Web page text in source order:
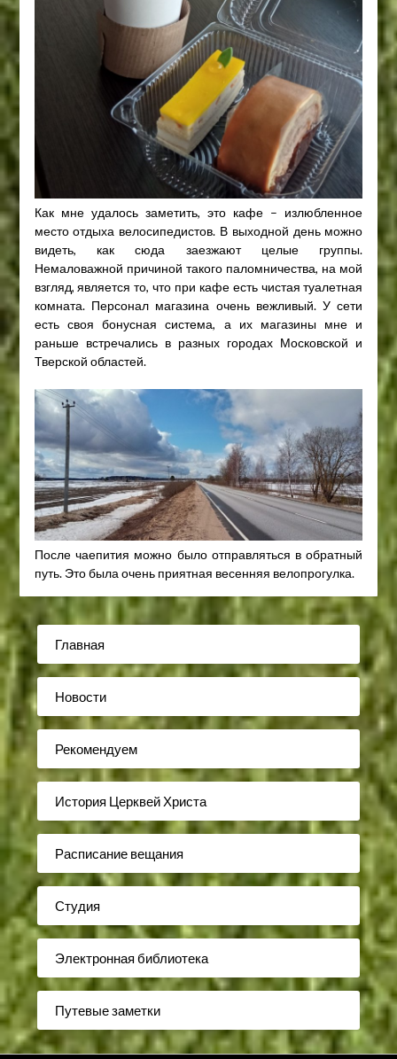
Как мне удалось заметить, это кафе – излюбленное
место отдыха велосипедистов. В выходной день можно
видеть, как сюда заезжают целые группы.
Немаловажной причиной такого паломничества, на мой
взгляд, является то, что при кафе есть чистая туалетная
комната. Персонал магазина очень вежливый. У сети
есть своя бонусная система, а их магазины мне и
раньше встречались в разных городах Московской и
Тверской областей.
После чаепития можно было отправляться в обратный
путь. Это была очень приятная весенняя велопрогулка.
Главная
Новости
Рекомендуем
История Церквей Христа
Расписание вещания
Студия
Электронная библиотека
Путевые заметки